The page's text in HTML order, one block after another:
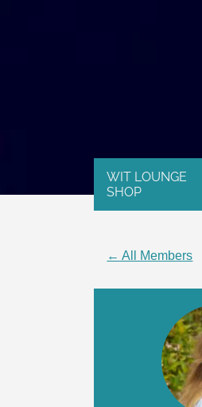
WIT LOUNGE
SHOP
← All Members